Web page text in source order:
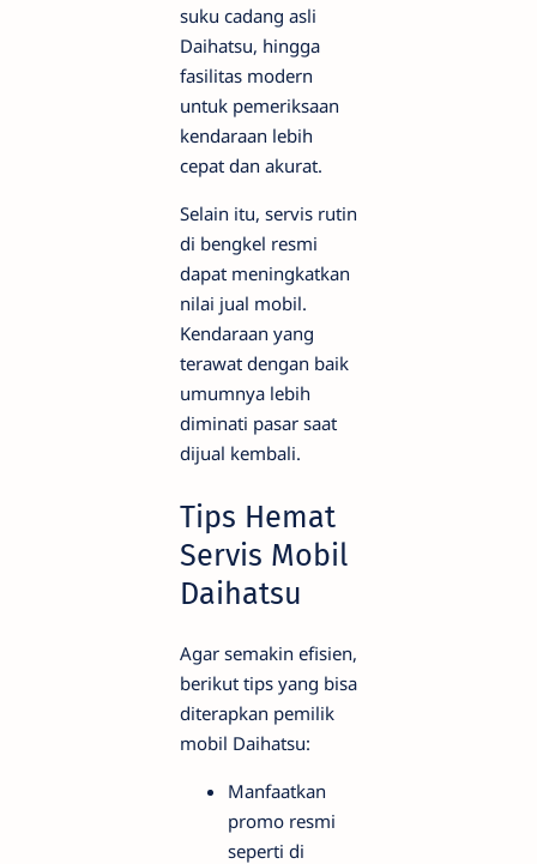
suku cadang asli
Daihatsu, hingga
fasilitas modern
untuk pemeriksaan
kendaraan lebih
cepat dan akurat.
Selain itu, servis rutin
di bengkel resmi
dapat meningkatkan
nilai jual mobil.
Kendaraan yang
terawat dengan baik
umumnya lebih
diminati pasar saat
dijual kembali.
Tips Hemat
Servis Mobil
Daihatsu
Agar semakin efisien,
berikut tips yang bisa
diterapkan pemilik
mobil Daihatsu:
Manfaatkan
promo resmi
seperti di